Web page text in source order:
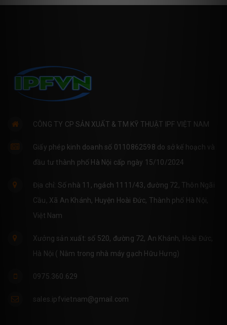
CÔNG TY CP SẢN XUẤT & TM KỸ THUẬT IPF VIỆT NAM
Giấy phép kinh doanh số 0110862598 do sở kế hoạch và
đầu tư thành phố Hà Nội cấp ngày 15/10/2024
Địa chỉ: Số nhà 11, ngách 1111/43, đường 72, Thôn Ngãi
Cầu, Xã An Khánh, Huyện Hoài Đức, Thành phố Hà Nội,
Việt Nam
Xưởng sản xuất: số 520, đường 72, An Khánh, Hoài Đức,
Hà Nội ( Nằm trong nhà máy gạch Hữu Hưng)
0975.360.629
sales.ipfvietnam@gmail.com